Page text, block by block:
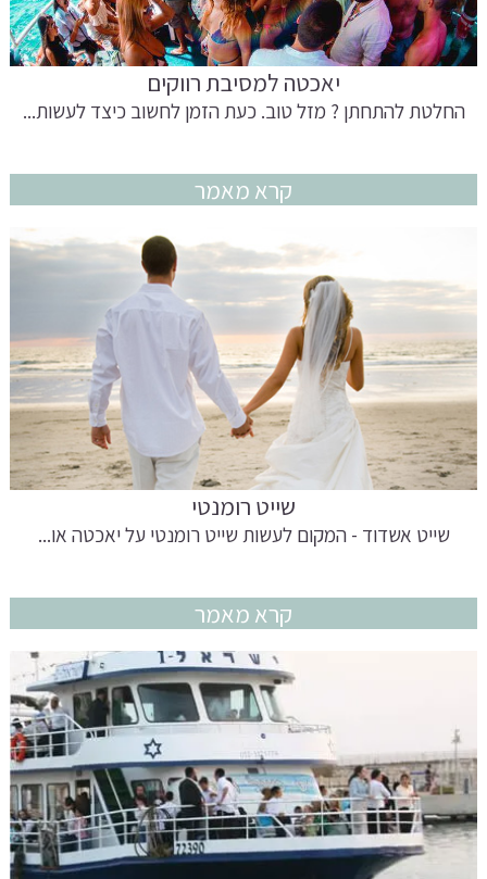
יאכטה למסיבת רווקים
החלטת להתחתן ? מזל טוב. כעת הזמן לחשוב כיצד לעשות...
קרא מאמר
שייט רומנטי
שייט אשדוד - המקום לעשות שייט רומנטי על יאכטה או...
קרא מאמר